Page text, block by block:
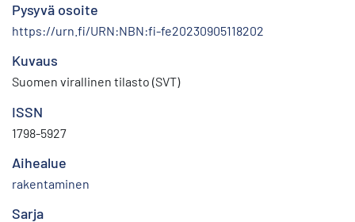
Pysyvä osoite
https://urn.fi/URN:NBN:fi-fe20230905118202
Kuvaus
Suomen virallinen tilasto (SVT)
ISSN
1798-5927
Aihealue
rakentaminen
Sarja